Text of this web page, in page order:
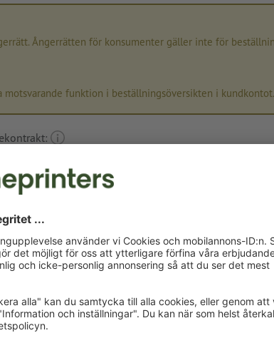
Ångerrätten för konsumenter gäller inte för
funktion i beställningsöversikten i kundkontot.
Beställningsnummer